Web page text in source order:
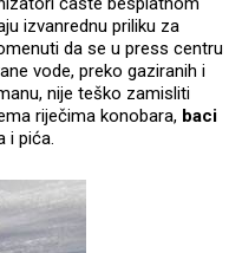
izvanrednu priliku za
da se u press centru
vode, preko gaziranih i
nije teško zamisliti
riječima konobara, baci
i pića.